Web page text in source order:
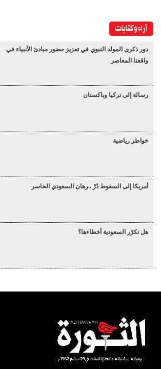
آراء وكتابات
دور ذكرى المولد النبوي في تعزيز حضور مبادئ الأنبياء في
واقعنا المعاصر
رسالة إلى تركيا وباكستان
خواطر رياضية
أمريكا إلى السقوط دُرْ ..رهان السعودي الخاسر
هل تكرّر السعودية أخطاءها؟